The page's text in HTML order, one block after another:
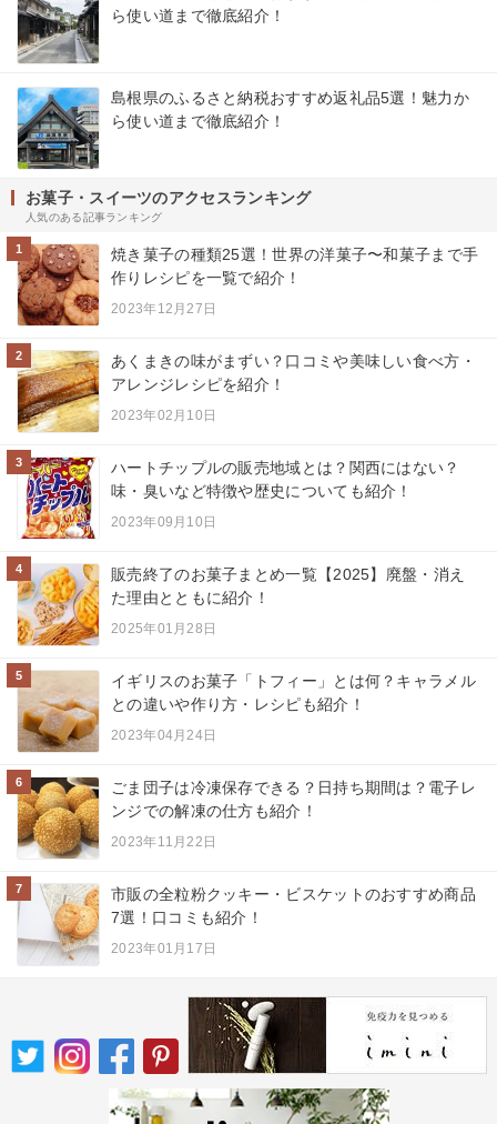
ら使い道まで徹底紹介！
島根県のふるさと納税おすすめ返礼品5選！魅力か
ら使い道まで徹底紹介！
お菓子・スイーツのアクセスランキング
人気のある記事ランキング
1
焼き菓子の種類25選！世界の洋菓子〜和菓子まで手
作りレシピを一覧で紹介！
2023年12月27日
2
あくまきの味がまずい？口コミや美味しい食べ方・
アレンジレシピを紹介！
2023年02月10日
3
ハートチップルの販売地域とは？関西にはない？
味・臭いなど特徴や歴史についても紹介！
2023年09月10日
4
販売終了のお菓子まとめ一覧【2025】廃盤・消え
た理由とともに紹介！
2025年01月28日
5
イギリスのお菓子「トフィー」とは何？キャラメル
との違いや作り方・レシピも紹介！
2023年04月24日
6
ごま団子は冷凍保存できる？日持ち期間は？電子レ
ンジでの解凍の仕方も紹介！
2023年11月22日
7
市販の全粒粉クッキー・ビスケットのおすすめ商品
7選！口コミも紹介！
2023年01月17日